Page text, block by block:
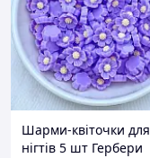
Шарми-квіточки для
нігтів 5 шт Гербери